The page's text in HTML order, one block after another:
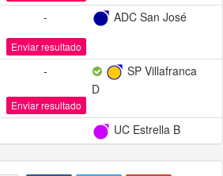
- ADC San José
Enviar resultado
-
SP Villafranca
D
Enviar resultado
UC Estrella B